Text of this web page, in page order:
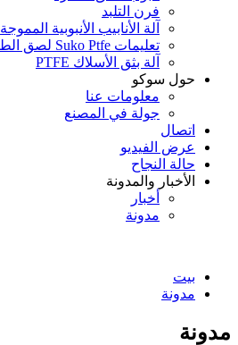
فرن التلبد
آلة الأنابيب الأنبوبية المموجة
تعليمات Suko Ptfe لصق الطارد
آلة بثق الأسلاك PTFE
حول سوكو
معلومات عنا
جولة في المصنع
اتصال
عرض الفيديو
حالة النجاح
الأخبار والمدونة
أخبار
مدونة
بيت
مدونة
مدونة